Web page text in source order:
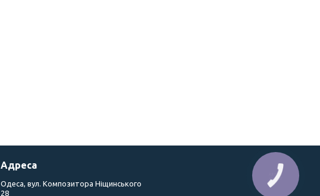
Адреса
Одеса, вул. Композитора Ніщинського
28
КНОПКА
ЗВ'ЯЗКУ